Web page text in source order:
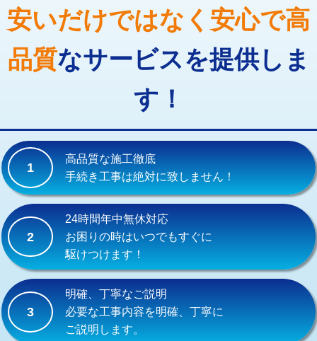
廃棄・処分 現場見積
止水・漏水調査・防水処理・清掃・修
理・調整・分解・加工など（重作業）
33,000円
その他部品の脱着 8,800円～
交換・取付(単水栓（壁付・デッキ
式）)
13,200円+材料費
交換・取付(混合水栓（壁付・デッキ
式・ワンホール）)
16,500円+材料費
交換・取付(排水栓・排水トラップ
（P/S/ポップアップ））
交換・取付（その他部品）
持込商品取付（単水栓）
持込商品取付（混合水栓） 16,500円
安いだけではなく安心で高
品質なサービスを提供しま
す！
1
高品質な施工徹底
手続き工事は絶対に致しません！
2
24時間年中無休対応
お困りの時はいつでもすぐに
駆けつけます！
3
明確、丁寧なご説明
必要な工事内容を明確、丁寧に
ご説明します。